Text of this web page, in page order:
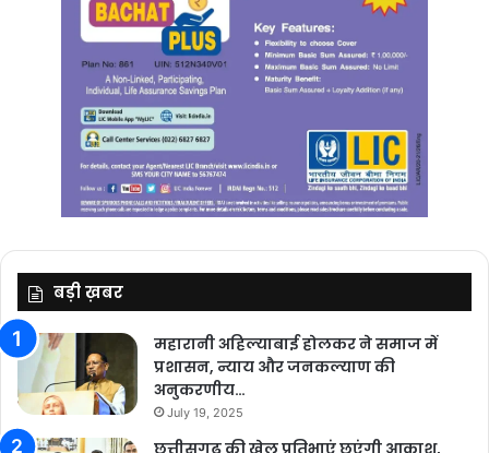
बड़ी ख़बर
महारानी अहिल्याबाई होलकर ने समाज में
प्रशासन, न्याय और जनकल्याण की
अनुकरणीय…
July 19, 2025
छत्तीसगढ़ की खेल प्रतिभाएं छूएंगी आकाश,